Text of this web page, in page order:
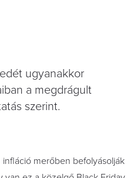
ugyanakkor
a megdrágult
szerint.
merőben befolyásolják